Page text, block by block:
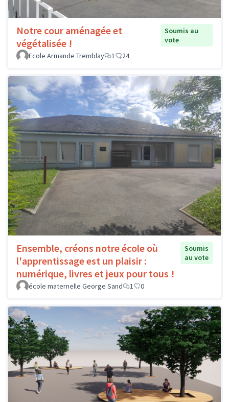
Notre cour aménagée et
végétalisée !
Soumis au
vote
Ecole Armande Tremblay
1 24
Ensemble, créons notre école où
l'apprentissage est un plaisir :
numérique, livres et jeux pour tous !
Soumis
au vote
école maternelle George Sand 1 0